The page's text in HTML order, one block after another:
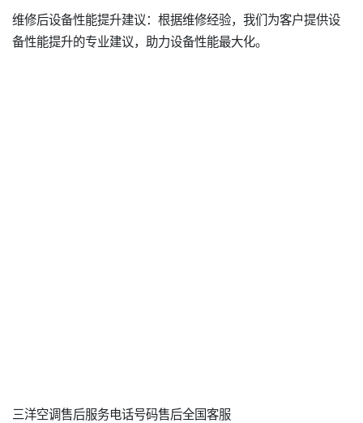
维修后设备性能提升建议：根据维修经验，我们为客户提供设
备性能提升的专业建议，助力设备性能最大化。
三洋空调售后服务电话号码售后全国客服